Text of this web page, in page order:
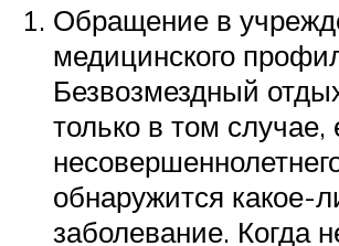
Обращение в
медицинского
Безвозмездный
только в том случае,
обнаружится какое-
заболевание. Когда